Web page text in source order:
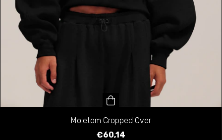
Moletom Cropped Over
€60,14